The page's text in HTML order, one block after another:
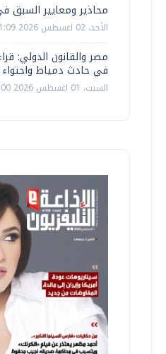
محاذير ومعايير السبق
الأحد، 02 اغسطس 2026 11:09 ص
مصر والقانون الدولي:
في حادث دمياط واحتواء
السبت، 01 اغسطس 2026 10:00 ص